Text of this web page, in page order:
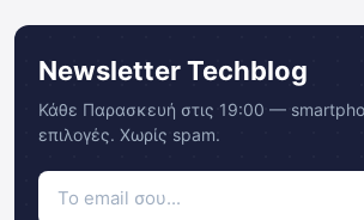
Newsletter Techblog
Κάθε Παρασκευή στις 19:00 —
επιλογές. Χωρίς spam.